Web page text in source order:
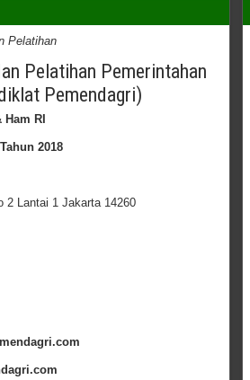
Pelatihan
Pelatihan Pemerintahan
Pemendagri)
RI
2018
2 Lantai 1 Jakarta 14260